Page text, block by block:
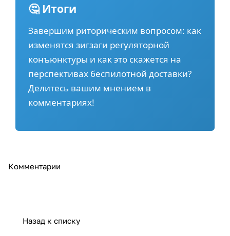
🤔 Итоги
Завершим риторическим вопросом: как
изменятся зигзаги регуляторной
конъюнктуры и как это скажется на
перспективах беспилотной доставки?
Делитесь вашим мнением в
комментариях!
Комментарии
Назад к списку